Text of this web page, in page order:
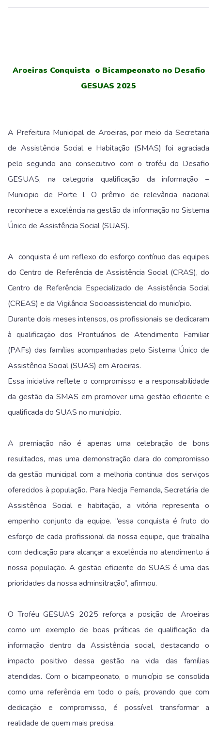
Aroeiras Conquista o Bicampeonato no Desafio
GESUAS 2025
A Prefeitura Municipal de Aroeiras, por meio da Secretaria
de Assistência Social e Habitação (SMAS) foi agraciada
pelo segundo ano consecutivo com o troféu do Desafio
GESUAS, na categoria qualificação da informação –
Municipio de Porte I. O prêmio de relevância nacional
reconhece a excelência na gestão da informação no Sistema
Único de Assistência Social (SUAS).
A conquista é um reflexo do esforço contínuo das equipes
do Centro de Referência de Assistência Social (CRAS), do
Centro de Referência Especializado de Assistência Social
(CREAS) e da Vigilância Socioassistencial do município.
Durante dois meses intensos, os profissionais se dedicaram
à qualificação dos Prontuários de Atendimento Familiar
(PAFs) das famílias acompanhadas pelo Sistema Único de
Assistência Social (SUAS) em Aroeiras.
Essa iniciativa reflete o compromisso e a responsabilidade
da gestão da SMAS em promover uma gestão eficiente e
qualificada do SUAS no município.
A premiação não é apenas uma celebração de bons
resultados, mas uma demonstração clara do compromisso
da gestão municipal com a melhoria continua dos serviços
oferecidos à população. Para Nedja Fernanda, Secretária de
Assistência Social e habitação, a vitória representa o
empenho conjunto da equipe. “essa conquista é fruto do
esforço de cada profissional da nossa equipe, que trabalha
com dedicação para alcançar a excelência no atendimento á
nossa população. A gestão eficiente do SUAS é uma das
prioridades da nossa adminsitração”, afirmou.
O Troféu GESUAS 2025 reforça a posição de Aroeiras
como um exemplo de boas práticas de qualificação da
informação dentro da Assistência social, destacando o
impacto positivo dessa gestão na vida das famílias
atendidas. Com o bicampeonato, o município se consolida
como uma referência em todo o país, provando que com
dedicação e compromisso, é possível transformar a
realidade de quem mais precisa.